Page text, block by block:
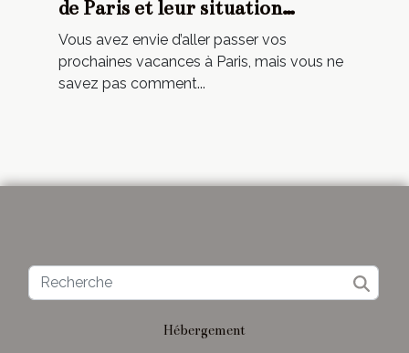
de Paris et leur situation
géographique
Vous avez envie d’aller passer vos
prochaines vacances à Paris, mais vous ne
savez pas comment...
Hébergement